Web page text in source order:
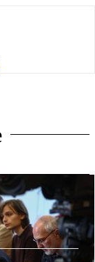
jest ważne.
wyborów